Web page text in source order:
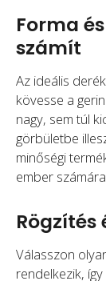
Forma
számít
Az ideális
kövesse a
nagy, sem túl
görbületbe
minőségi
ember
Válasszon
rendelkezik,